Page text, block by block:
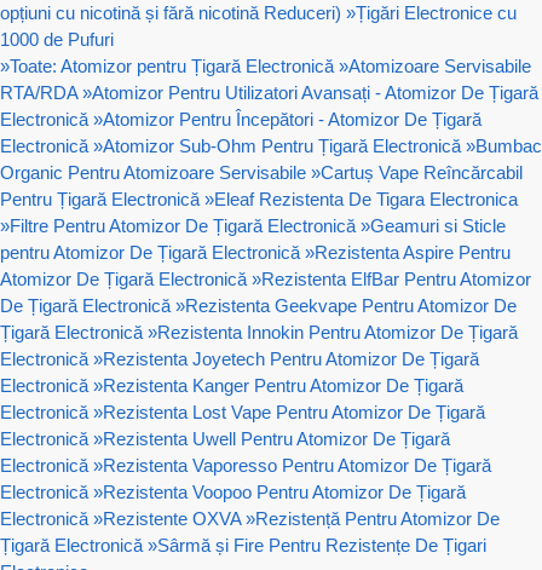
opțiuni cu nicotină și fără nicotină Reduceri) »Țigări Electronice cu
1000 de Pufuri
»Toate: Atomizor pentru Țigară Electronică »Atomizoare Servisabile
RTA/RDA »Atomizor Pentru Utilizatori Avansați - Atomizor De Țigară
Electronică »Atomizor Pentru Începători - Atomizor De Țigară
Electronică »Atomizor Sub-Ohm Pentru Țigară Electronică »Bumbac
Organic Pentru Atomizoare Servisabile »Cartuș Vape Reîncărcabil
Pentru Țigară Electronică »Eleaf Rezistenta De Tigara Electronica
»Filtre Pentru Atomizor De Țigară Electronică »Geamuri si Sticle
pentru Atomizor De Țigară Electronică »Rezistenta Aspire Pentru
Atomizor De Țigară Electronică »Rezistenta ElfBar Pentru Atomizor
De Țigară Electronică »Rezistenta Geekvape Pentru Atomizor De
Țigară Electronică »Rezistenta Innokin Pentru Atomizor De Țigară
Electronică »Rezistenta Joyetech Pentru Atomizor De Țigară
Electronică »Rezistenta Kanger Pentru Atomizor De Țigară
Electronică »Rezistenta Lost Vape Pentru Atomizor De Țigară
Electronică »Rezistenta Uwell Pentru Atomizor De Țigară
Electronică »Rezistenta Vaporesso Pentru Atomizor De Țigară
Electronică »Rezistenta Voopoo Pentru Atomizor De Țigară
Electronică »Rezistente OXVA »Rezistență Pentru Atomizor De
Țigară Electronică »Sârmă și Fire Pentru Rezistențe De Țigari